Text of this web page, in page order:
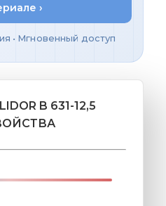
›
• Мгновенный доступ
B 631-12,5